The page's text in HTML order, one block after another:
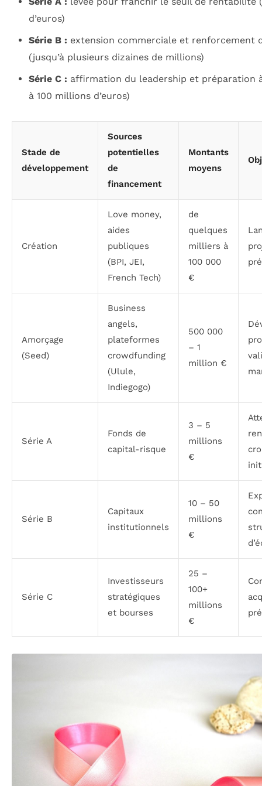
d’euros)
Série B : extension commerciale et renforcement
(jusqu’à plusieurs dizaines de millions)
Série C : affirmation du leadership et préparation
à 100 millions d’euros)
Stade de
développement
Sources
potentielles
de
financement
Montants
moyens
Création
Love money,
aides
publiques
(BPI, JEI,
French Tech)
de
quelques
milliers à
100 000
€
Amorçage
(Seed)
Business
angels,
plateformes
crowdfunding
(Ulule,
Indiegogo)
500 000
– 1
million €
Série A
Fonds de
capital-risque
3 – 5
millions
€
Série B
Capitaux
institutionnels
10 – 50
millions
€
Série C
Investisseurs
stratégiques
et bourses
25 –
100+
millions
€